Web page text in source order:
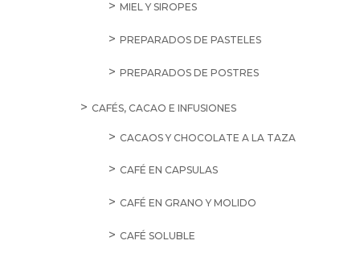
MIEL Y SIROPES
PREPARADOS DE PASTELES
PREPARADOS DE POSTRES
CAFÉS, CACAO E INFUSIONES
CACAOS Y CHOCOLATE A LA TAZA
CAFÉ EN CAPSULAS
CAFÉ EN GRANO Y MOLIDO
CAFÉ SOLUBLE